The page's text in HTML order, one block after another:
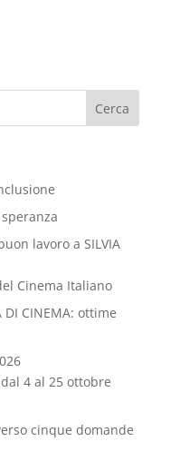
Cerca
lavoro a SILVIA
Cinema Italiano
DI CINEMA: ottime
4 al 25 ottobre
cinque domande